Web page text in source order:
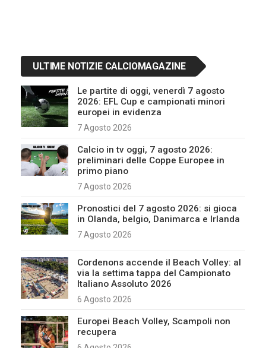
ULTIME NOTIZIE CALCIOMAGAZINE
Le partite di oggi, venerdì 7 agosto
2026: EFL Cup e campionati minori
europei in evidenza
7 Agosto 2026
Calcio in tv oggi, 7 agosto 2026:
preliminari delle Coppe Europee in
primo piano
7 Agosto 2026
Pronostici del 7 agosto 2026: si gioca
in Olanda, belgio, Danimarca e Irlanda
7 Agosto 2026
Cordenons accende il Beach Volley: al
via la settima tappa del Campionato
Italiano Assoluto 2026
6 Agosto 2026
Europei Beach Volley, Scampoli non
recupera